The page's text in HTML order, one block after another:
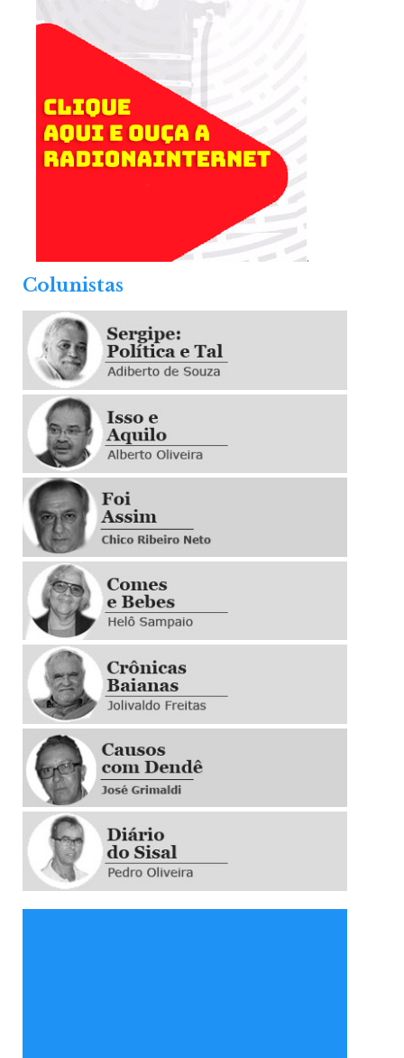
.
Colunistas